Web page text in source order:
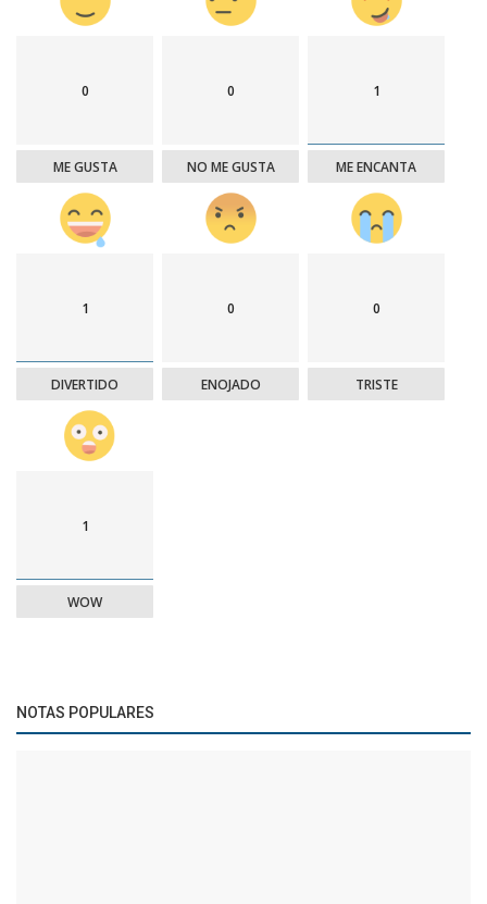
0
ME GUSTA
0
NO ME GUSTA
1
ME ENCANTA
1
DIVERTIDO
0
ENOJADO
0
TRISTE
1
WOW
NOTAS POPULARES